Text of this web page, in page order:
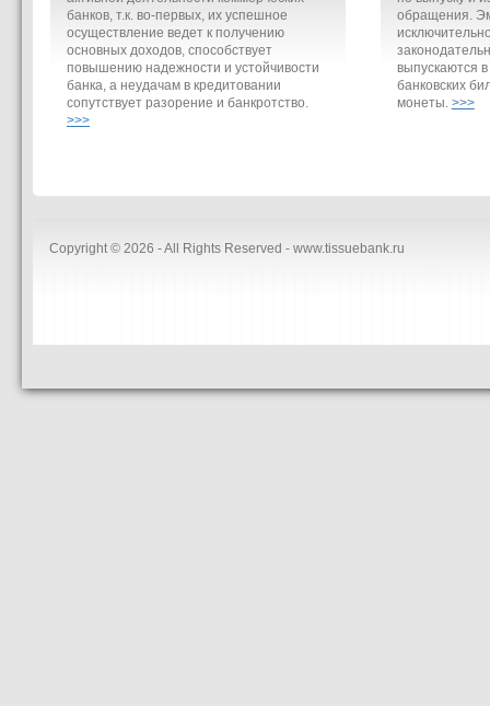
банков, т.к. во-первых, их успешное
осуществление ведет к получению
основных доходов, способствует
повышению надежности и устойчивости
банка, а неудачам в кредитовании
сопутствует разорение и банкротство.
>>>
обращения.
выпускаются
банковских
монеты. >>>
Copyright © 2026 - All Rights Reserved - www.tissuebank.ru